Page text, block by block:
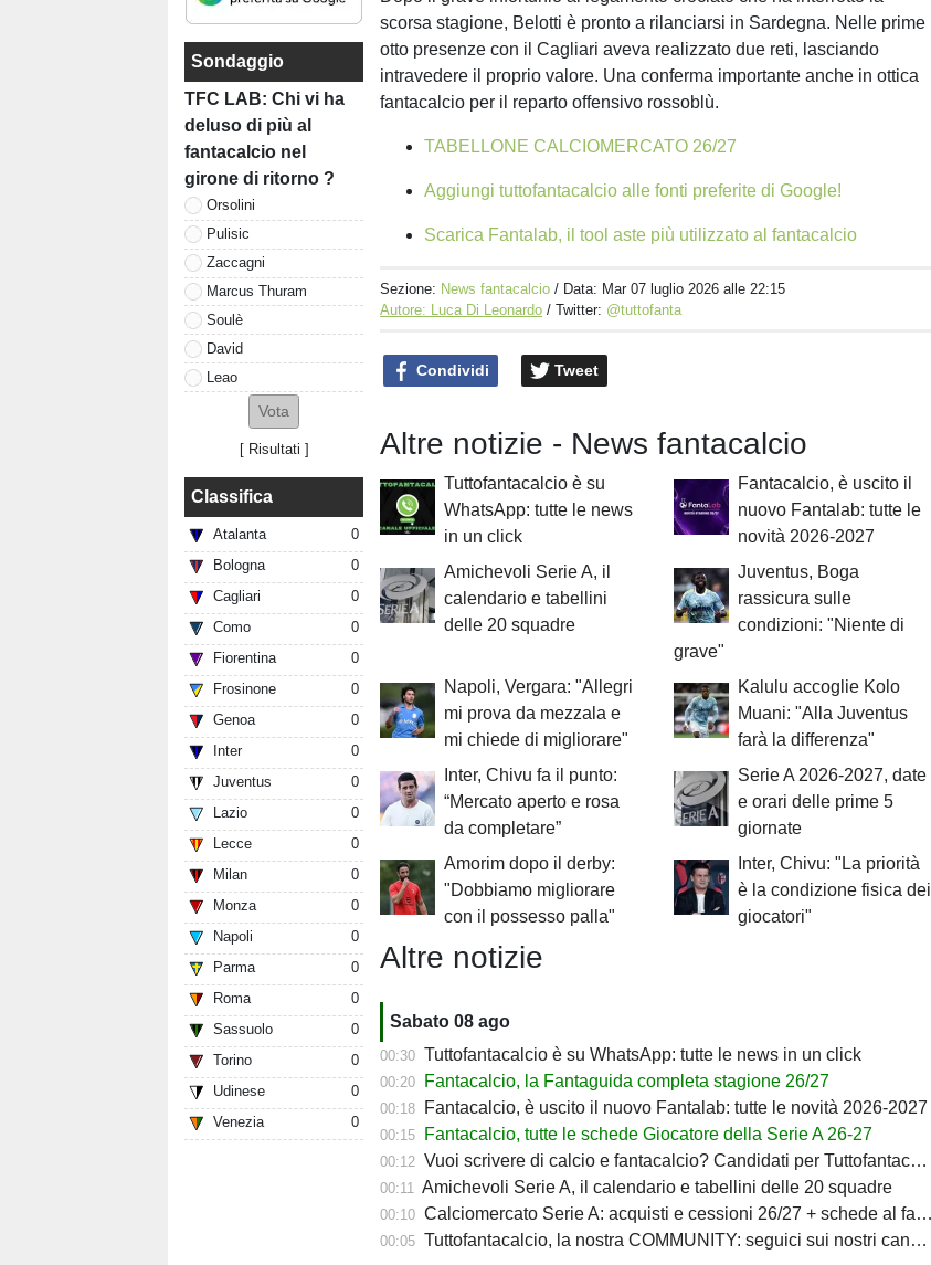
Sondaggio
TFC LAB: Chi vi ha
deluso di più al
fantacalcio nel
girone di ritorno ?
Orsolini
Pulisic
Zaccagni
Marcus Thuram
Soulè
David
Leao
[ Risultati ]
Classifica
Atalanta
0
Bologna
0
Cagliari
0
Como
0
Fiorentina
0
Frosinone
0
Genoa
0
Inter
0
Juventus
0
Lazio
0
Lecce
0
Milan
0
Monza
0
Napoli
0
Parma
0
Roma
0
Sassuolo
0
Torino
0
Udinese
0
Venezia
0
scorsa stagione, Belotti è pronto a rilanciarsi in Sardegna. Nelle prime
otto presenze con il Cagliari aveva realizzato due reti, lasciando
intravedere il proprio valore. Una conferma importante anche in ottica
fantacalcio per il reparto offensivo rossoblù.
TABELLONE CALCIOMERCATO 26/27
Aggiungi tuttofantacalcio alle fonti preferite di Google!
Scarica Fantalab, il tool aste più utilizzato al fantacalcio
Sezione: News fantacalcio / Data: Mar 07 luglio 2026 alle 22:15
Autore: Luca Di Leonardo / Twitter: @tuttofanta
Condividi Tweet
Altre notizie - News fantacalcio
Tuttofantacalcio è su
WhatsApp: tutte le news
in un click
Fantacalcio, è uscito il
nuovo Fantalab: tutte le
novità 2026-2027
Amichevoli Serie A, il
calendario e tabellini
delle 20 squadre
Juventus, Boga
rassicura sulle
condizioni: "Niente di
grave"
Napoli, Vergara: "Allegri
mi prova da mezzala e
mi chiede di migliorare"
Kalulu accoglie Kolo
Muani: "Alla Juventus
farà la differenza"
Inter, Chivu fa il punto:
“Mercato aperto e rosa
da completare”
Serie A 2026-2027, date
e orari delle prime 5
giornate
Amorim dopo il derby:
"Dobbiamo migliorare
con il possesso palla"
Inter, Chivu: "La priorità
è la condizione fisica dei
giocatori"
Altre notizie
Sabato 08 ago
00:30 Tuttofantacalcio è su WhatsApp: tutte le news in un click
00:20 Fantacalcio, la Fantaguida completa stagione 26/27
00:18 Fantacalcio, è uscito il nuovo Fantalab: tutte le novità 2026-2027
00:15 Fantacalcio, tutte le schede Giocatore della Serie A 26-27
00:12 Vuoi scrivere di calcio e fantacalcio? Candidati per Tuttofantacalcio
00:11 Amichevoli Serie A, il calendario e tabellini delle 20 squadre
00:10 Calciomercato Serie A: acquisti e cessioni 26/27 + schede al fantacalcio
00:05 Tuttofantacalcio, la nostra COMMUNITY: seguici sui nostri canali social